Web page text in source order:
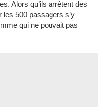
Alors qu’ils arrêtent des
500 passagers s’y
qui ne pouvait pas